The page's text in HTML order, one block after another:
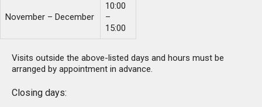
November – December
10:00
–
15:00
Visits outside the above-listed days and hours must be
arranged by appointment in advance.
Closing days: